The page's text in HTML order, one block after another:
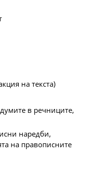
на текста)
в речниците,
наредби,
на правописните